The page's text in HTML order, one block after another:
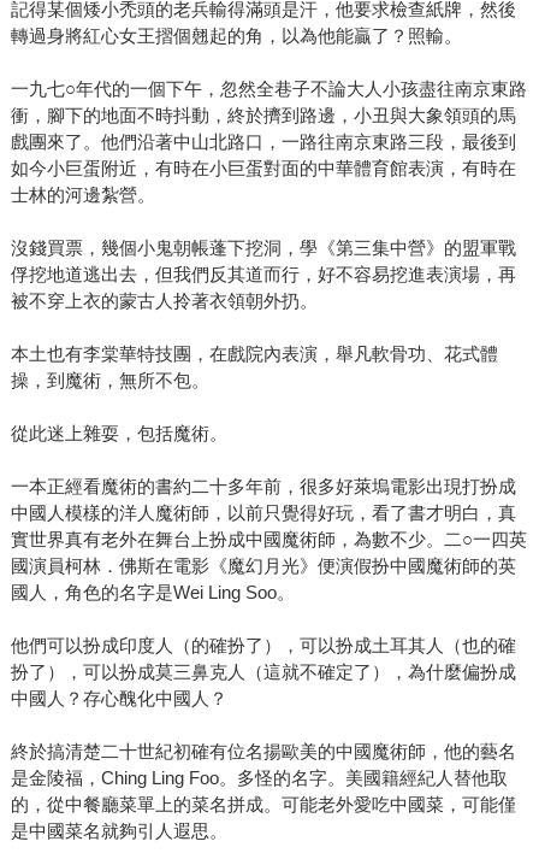
記得某個矮小禿頭的老兵輸得滿頭是汗，他要求檢查紙牌，然後
轉過身將紅心女王摺個翹起的角，以為他能贏了？照輸。
一九七○年代的一個下午，忽然全巷子不論大人小孩盡往南京東路
衝，腳下的地面不時抖動，終於擠到路邊，小丑與大象領頭的馬
戲團來了。他們沿著中山北路口，一路往南京東路三段，最後到
如今小巨蛋附近，有時在小巨蛋對面的中華體育館表演，有時在
士林的河邊紮營。
沒錢買票，幾個小鬼朝帳蓬下挖洞，學《第三集中營》的盟軍戰
俘挖地道逃出去，但我們反其道而行，好不容易挖進表演場，再
被不穿上衣的蒙古人拎著衣領朝外扔。
本土也有李棠華特技團，在戲院內表演，舉凡軟骨功、花式體
操，到魔術，無所不包。
從此迷上雜耍，包括魔術。
一本正經看魔術的書約二十多年前，很多好萊塢電影出現打扮成
中國人模樣的洋人魔術師，以前只覺得好玩，看了書才明白，真
實世界真有老外在舞台上扮成中國魔術師，為數不少。二○一四英
國演員柯林．佛斯在電影《魔幻月光》便演假扮中國魔術師的英
國人，角色的名字是Wei Ling Soo。
他們可以扮成印度人（的確扮了），可以扮成土耳其人（也的確
扮了），可以扮成莫三鼻克人（這就不確定了），為什麼偏扮成
中國人？存心醜化中國人？
終於搞清楚二十世紀初確有位名揚歐美的中國魔術師，他的藝名
是金陵福，Ching Ling Foo。多怪的名字。美國籍經紀人替他取
的，從中餐廳菜單上的菜名拼成。可能老外愛吃中國菜，可能僅
是中國菜名就夠引人遐思。